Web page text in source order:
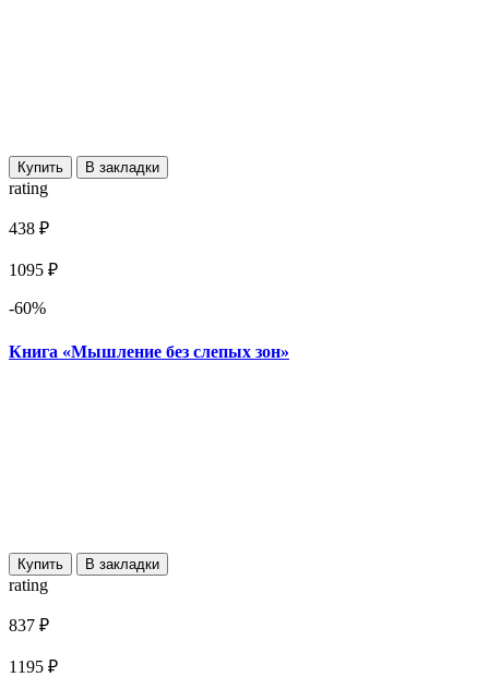
Купить В закладки
rating
438 ₽
1095 ₽
-60%
Книга «Мышление без слепых зон»
Купить В закладки
rating
837 ₽
1195 ₽